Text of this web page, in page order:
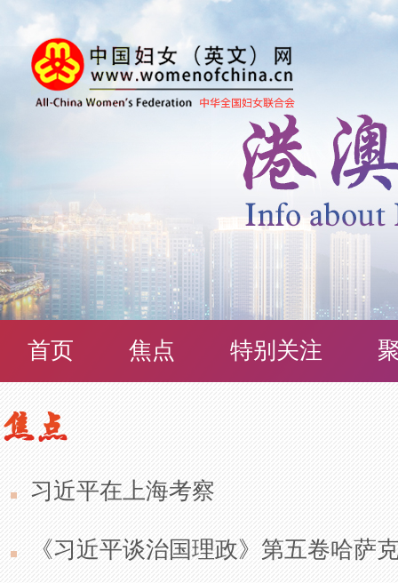
首页 焦点 特别关注
习近平在上海考察
《习近平谈治国理政》第五卷哈萨